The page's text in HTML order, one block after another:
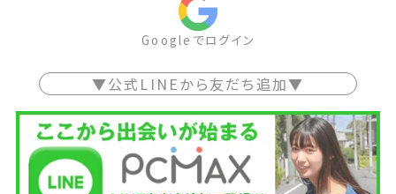
Googleでログイン
▼公式LINEから友だち追加▼